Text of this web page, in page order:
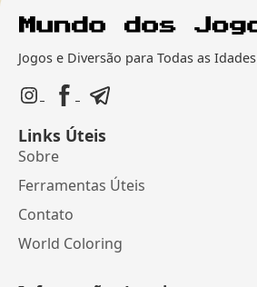
Jogos e Diversão para Todas as Idades
Links Úteis
Sobre
Ferramentas Úteis
Contato
World Coloring